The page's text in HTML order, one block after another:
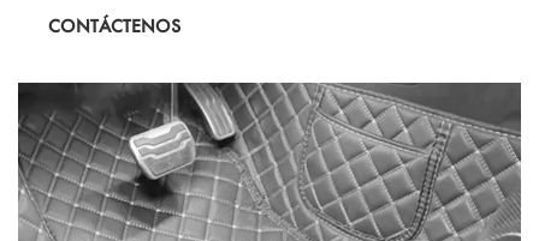
asegurando una cómoda regulación de agarre y temperatura.
CONTÁCTENOS